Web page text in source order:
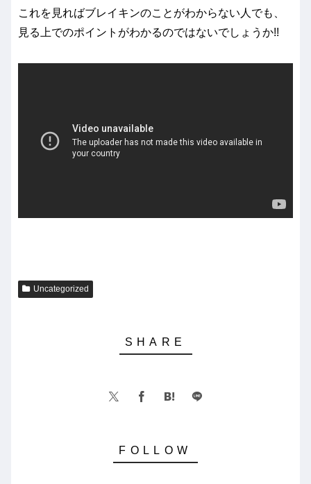
これを見ればブレイキンのことがわからない人でも、
見る上でのポイントがわかるのではないでしょうか!!
Uncategorized